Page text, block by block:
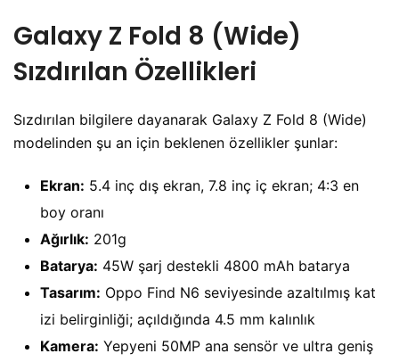
Galaxy Z Fold 8 (Wide)
Sızdırılan Özellikleri
Sızdırılan bilgilere dayanarak Galaxy Z Fold 8 (Wide)
modelinden şu an için beklenen özellikler şunlar:
Ekran: 5.4 inç dış ekran, 7.8 inç iç ekran; 4:3 en
boy oranı
Ağırlık: 201g
Batarya: 45W şarj destekli 4800 mAh batarya
Tasarım: Oppo Find N6 seviyesinde azaltılmış kat
izi belirginliği; açıldığında 4.5 mm kalınlık
Kamera: Yepyeni 50MP ana sensör ve ultra geniş